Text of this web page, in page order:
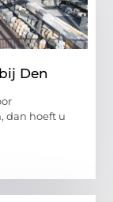
Den
dan hoeft u